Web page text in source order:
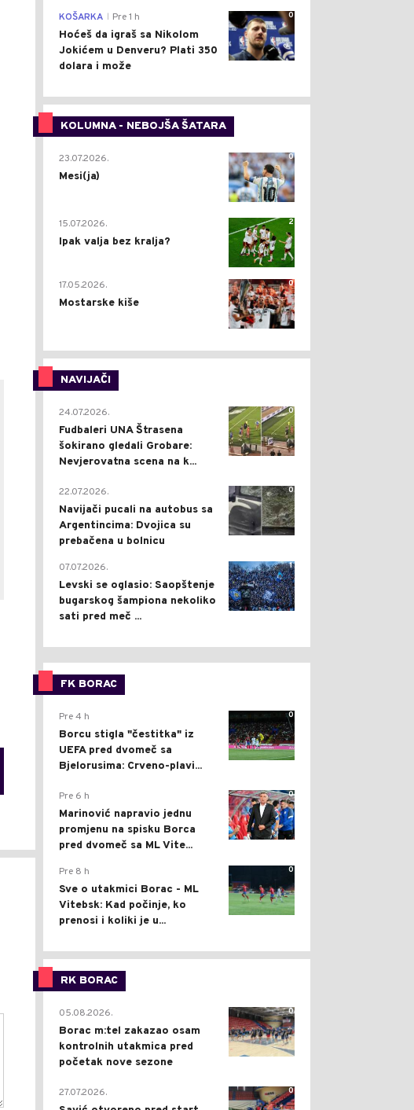
0
KOŠARKA Pre 1 h
Hoćeš da igraš sa Nikolom
Jokićem u Denveru? Plati 350
dolara i može
KOLUMNA - NEBOJŠA ŠATARA
0
23.07.2026.
Mesi(ja)
2
15.07.2026.
Ipak valja bez kralja?
0
17.05.2026.
Mostarske kiše
NAVIJAČI
0
24.07.2026.
Fudbaleri UNA Štrasena
šokirano gledali Grobare:
Nevjerovatna scena na k...
0
22.07.2026.
Navijači pucali na autobus sa
Argentincima: Dvojica su
prebačena u bolnicu
1
07.07.2026.
Levski se oglasio: Saopštenje
bugarskog šampiona nekoliko
sati pred meč ...
FK BORAC
0
Pre 4 h
Borcu stigla "čestitka" iz
UEFA pred dvomeč sa
Bjelorusima: Crveno-plavi...
0
Pre 6 h
Marinović napravio jednu
promjenu na spisku Borca
pred dvomeč sa ML Vite...
0
Pre 8 h
Sve o utakmici Borac - ML
Vitebsk: Kad počinje, ko
prenosi i koliki je u...
RK BORAC
0
05.08.2026.
Borac m:tel zakazao osam
kontrolnih utakmica pred
početak nove sezone
0
27.07.2026.